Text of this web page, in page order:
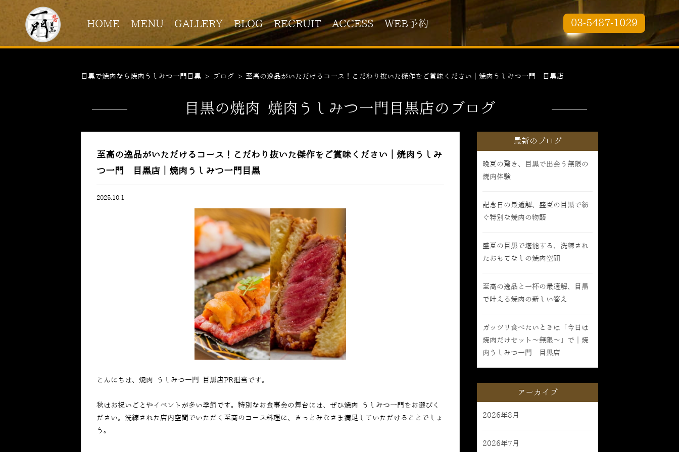
HOME MENU GALLERY BLOG RECRUIT ACCESS WEB予約 03-5487-1029
目黒で焼肉なら焼肉うしみつ一門目黒 > ブログ > 至高の逸品がいただけるコース！こだわり抜いた傑作をご賞味ください｜焼肉うしみつ一門 目黒店
目黒の焼肉 焼肉うしみつ一門目黒店のブログ
至高の逸品がいただけるコース！こだわり抜いた傑作をご賞味ください｜焼肉うしみ
つ一門 目黒店｜焼肉うしみつ一門目黒
2025.10.1
こんにちは、焼肉 うしみつ一門 目黒店PR担当です。
秋はお祝いごとやイベントが多い季節です。特別なお食事会の舞台には、ぜひ焼肉 うしみつ一門をお選びく
ださい。洗練された店内空間でいただく至高のコース料理に、きっとみなさま満足していただけることでしょ
う。
最新のブログ
晩夏の驚き、目黒で出会う無限の
焼肉体験
記念日の最適解、盛夏の目黒で紡
ぐ特別な焼肉の物語
盛夏の目黒で堪能する、洗練され
たおもてなしの焼肉空間
至高の逸品と一杯の最適解、目黒
で叶える焼肉の新しい答え
ガッツリ食べたいときは「今日は
焼肉だけセット〜無限〜」で｜焼
肉うしみつ一門 目黒店
アーカイブ
2026年8月
2026年7月